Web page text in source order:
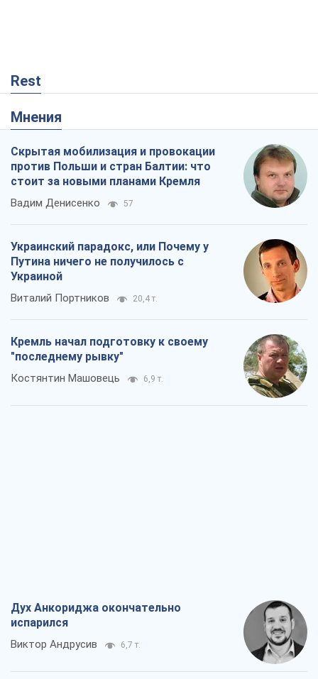
Rest
Мнения
Скрытая мобилизация и провокации
против Польши и стран Балтии: что
стоит за новыми планами Кремля
Вадим Денисенко 57
Украинский парадокс, или Почему у
Путина ничего не получилось с
Украиной
Виталий Портников 20,4 т.
Кремль начал подготовку к своему
"последнему рывку"
Костянтин Машовець 6,9 т.
Дух Анкориджа окончательно
испарился
Виктор Андрусив 6,7 т.